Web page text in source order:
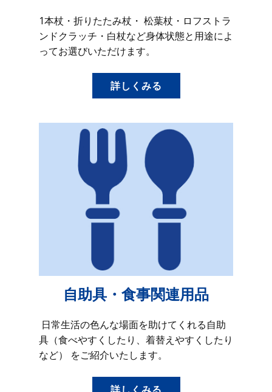
1本杖・折りたたみ杖・ 松葉杖・ロフストラ
ンドクラッチ・白杖など身体状態と用途によ
ってお選びいただけます。
詳しくみる
自助具・食事関連用品
日常生活の色んな場面を助けてくれる自助
具（食べやすくしたり、着替えやすくしたり
など） をご紹介いたします。